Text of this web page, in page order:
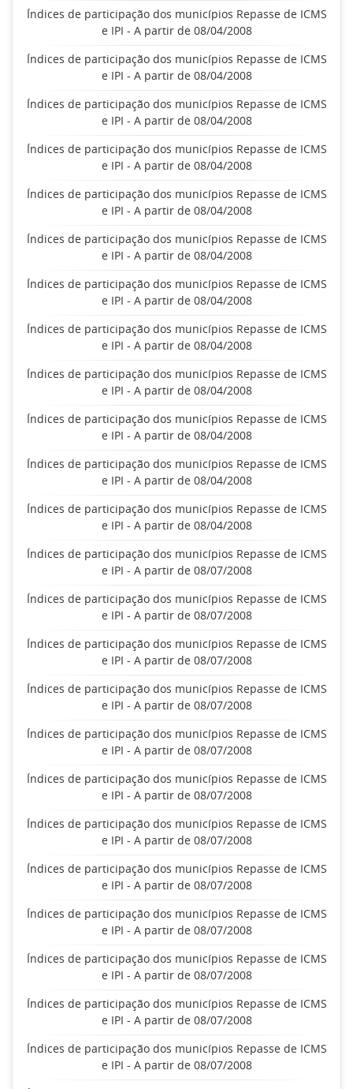
Índices de participação dos municípios Repasse de ICMS
e IPI - A partir de 08/04/2008
Índices de participação dos municípios Repasse de ICMS
e IPI - A partir de 08/04/2008
Índices de participação dos municípios Repasse de ICMS
e IPI - A partir de 08/04/2008
Índices de participação dos municípios Repasse de ICMS
e IPI - A partir de 08/04/2008
Índices de participação dos municípios Repasse de ICMS
e IPI - A partir de 08/04/2008
Índices de participação dos municípios Repasse de ICMS
e IPI - A partir de 08/04/2008
Índices de participação dos municípios Repasse de ICMS
e IPI - A partir de 08/04/2008
Índices de participação dos municípios Repasse de ICMS
e IPI - A partir de 08/04/2008
Índices de participação dos municípios Repasse de ICMS
e IPI - A partir de 08/04/2008
Índices de participação dos municípios Repasse de ICMS
e IPI - A partir de 08/04/2008
Índices de participação dos municípios Repasse de ICMS
e IPI - A partir de 08/04/2008
Índices de participação dos municípios Repasse de ICMS
e IPI - A partir de 08/04/2008
Índices de participação dos municípios Repasse de ICMS
e IPI - A partir de 08/07/2008
Índices de participação dos municípios Repasse de ICMS
e IPI - A partir de 08/07/2008
Índices de participação dos municípios Repasse de ICMS
e IPI - A partir de 08/07/2008
Índices de participação dos municípios Repasse de ICMS
e IPI - A partir de 08/07/2008
Índices de participação dos municípios Repasse de ICMS
e IPI - A partir de 08/07/2008
Índices de participação dos municípios Repasse de ICMS
e IPI - A partir de 08/07/2008
Índices de participação dos municípios Repasse de ICMS
e IPI - A partir de 08/07/2008
Índices de participação dos municípios Repasse de ICMS
e IPI - A partir de 08/07/2008
Índices de participação dos municípios Repasse de ICMS
e IPI - A partir de 08/07/2008
Índices de participação dos municípios Repasse de ICMS
e IPI - A partir de 08/07/2008
Índices de participação dos municípios Repasse de ICMS
e IPI - A partir de 08/07/2008
Índices de participação dos municípios Repasse de ICMS
e IPI - A partir de 08/07/2008